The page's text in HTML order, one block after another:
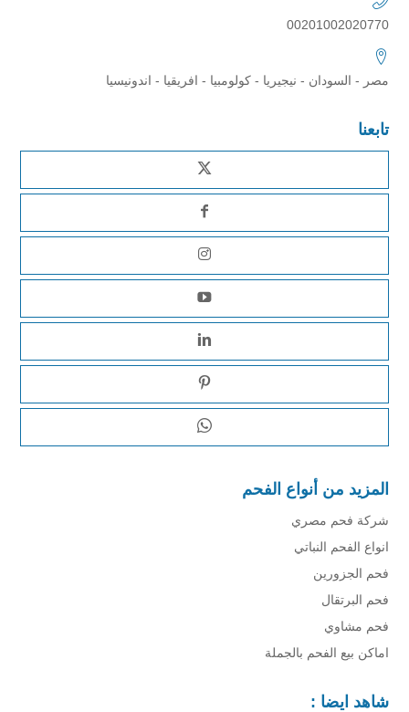
00201002020770
مصر - السودان - نيجيريا - كولومبيا - افريقيا - اندونيسيا
تابعنا
المزيد من أنواع الفحم
شركة فحم مصري
انواع الفحم النباتي
فحم الجزورين
فحم البرتقال
فحم مشاوي
اماكن بيع الفحم بالجملة
شاهد ايضا :